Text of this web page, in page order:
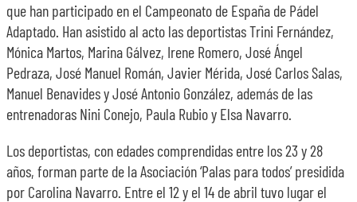
que han participado en el Campeonato de España de Pádel
Adaptado. Han asistido al acto las deportistas Trini Fernández,
Mónica Martos, Marina Gálvez, Irene Romero, José Ángel
Pedraza, José Manuel Román, Javier Mérida, José Carlos Salas,
Manuel Benavides y José Antonio González, además de las
entrenadoras Nini Conejo, Paula Rubio y Elsa Navarro.
Los deportistas, con edades comprendidas entre los 23 y 28
años, forman parte de la Asociación ‘Palas para todos’ presidida
por Carolina Navarro. Entre el 12 y el 14 de abril tuvo lugar el